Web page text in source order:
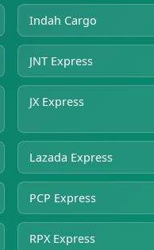
Indah Cargo
JNT Express
JX Express
Lazada Express
PCP Express
RPX Express